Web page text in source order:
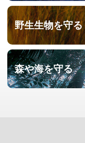
野生生物を守る
森や海を守る